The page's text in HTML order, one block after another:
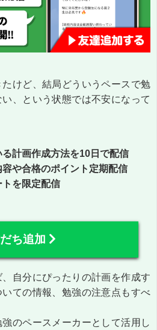
けど、結局どういうペースで勉
、という状態では不安になって
計画作成方法を10日で配信
や合格のポイント定期配信
を限定配信
ち追加
自分にぴったりの計画を作成す
ての情報、勉強の注意点もすべ
のペースメーカーとして活用し